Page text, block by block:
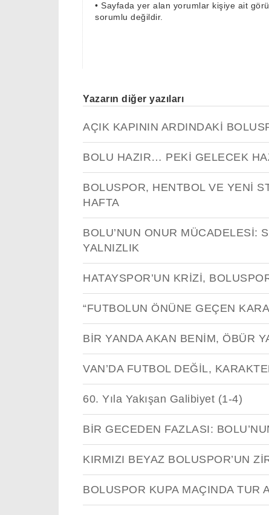
• Sayfada yer alan yorumlar kişiye ait
sorumlu değildir.
Yazarın diğer yazıları
AÇIK KAPININ ARDINDAKİ
BOLU HAZIR… PEKİ GELECEK
BOLUSPOR, HENTBOL VE YENİ
HAFTA
BOLU’NUN ONUR MÜCADELESİ:
YALNIZLIK
HATAYSPOR’UN KRİZİ,
“FUTBOLUN ÖNÜNE GEÇEN
BİR YANDA AKAN BENİM, ÖBÜR
VAN’DA FUTBOL DEĞİL,
60. Yıla Yakışan Galibiyet (1-4)
BİR GECEDEN FAZLASI:
KIRMIZI BEYAZ BOLUSPOR’UN
BOLUSPOR KUPA MAÇINDA TUR